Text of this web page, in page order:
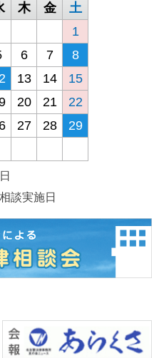
木 金
土
1
6 7
8
13 14
15
20 21
22
27 28
29
談実施日